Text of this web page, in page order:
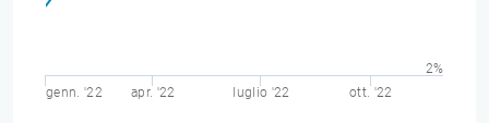
genn. '22 apr. '22 luglio '22 ott. '22
2%